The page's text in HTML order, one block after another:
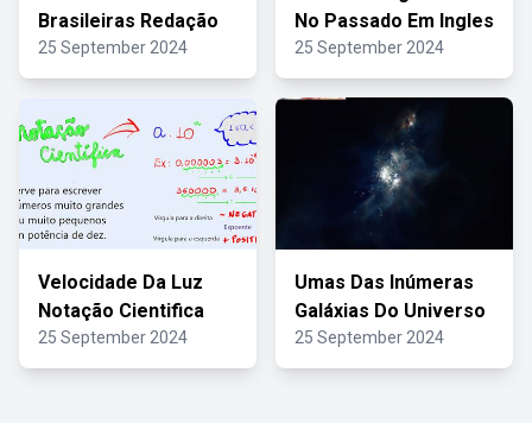
Brasileiras Redação
25 September 2024
No Passado Em Ingles
25 September 2024
Velocidade Da Luz
Notação Cientifica
25 September 2024
Umas Das Inúmeras
Galáxias Do Universo
25 September 2024